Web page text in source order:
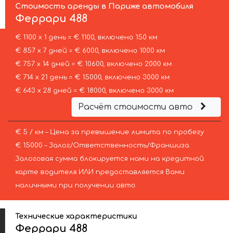
Стоимость аренды в Париже автомобиля
Феррари 488
€ 1100 х 1 день = € 1100, включено 150 км
€ 857 х 7 дней = € 6000, включено 1000 км
€ 757 х 14 дней = € 10600, включено 2000 км
€ 714 х 21 день = € 15000, включено 3000 км
€ 643 х 28 дней = € 18000, включено 3000 км
Расчёт стоимости авто
€ 5 / км – Цена за превышение лимита по пробегу
€ 15000 – Залог/Ответственность/Франшиза.
Залоговая сумма блокируется нами на кредитной
карте водителя ИЛИ предоставляется Вами
наличными при получении авто.
Технические характеристики
Феррари 488